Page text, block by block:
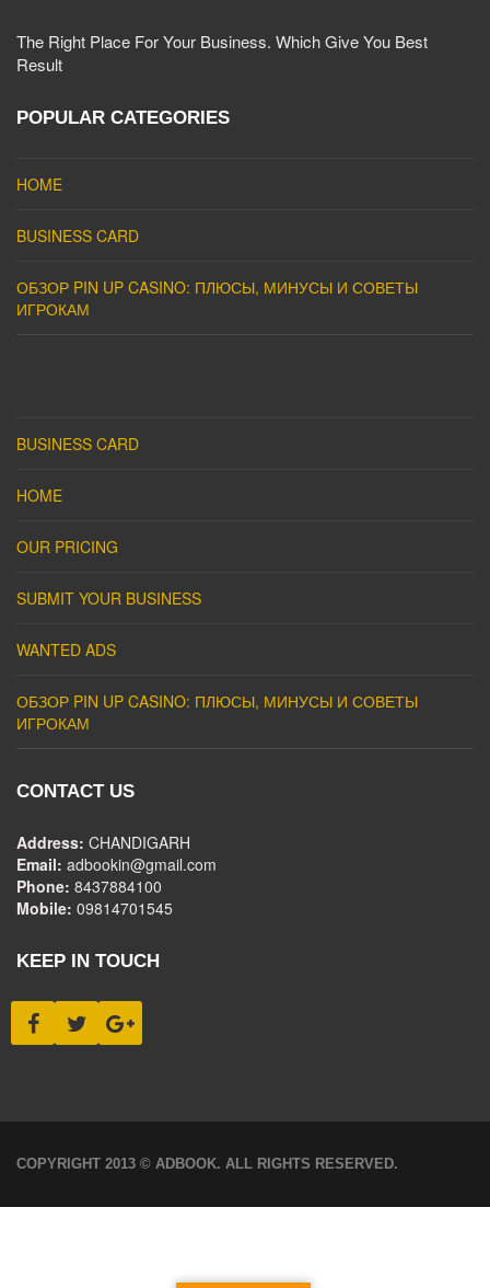
The Right Place For Your Business. Which Give You Best
Result
POPULAR CATEGORIES
HOME
BUSINESS CARD
ОБЗОР PIN UP CASINO: ПЛЮСЫ, МИНУСЫ И СОВЕТЫ
ИГРОКАМ
BUSINESS CARD
HOME
OUR PRICING
SUBMIT YOUR BUSINESS
WANTED ADS
ОБЗОР PIN UP CASINO: ПЛЮСЫ, МИНУСЫ И СОВЕТЫ
ИГРОКАМ
CONTACT US
Address: CHANDIGARH
Email: adbookin@gmail.com
Phone: 8437884100
Mobile: 09814701545
KEEP IN TOUCH
COPYRIGHT 2013 © ADBOOK. ALL RIGHTS RESERVED.